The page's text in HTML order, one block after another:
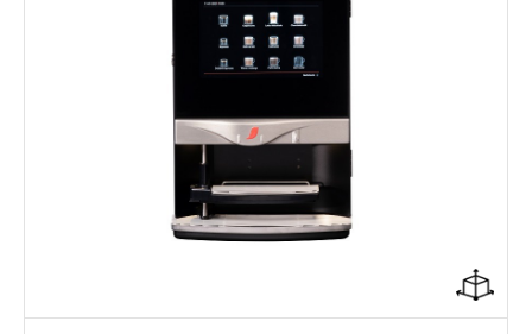
Sterkteregeling per consumptie